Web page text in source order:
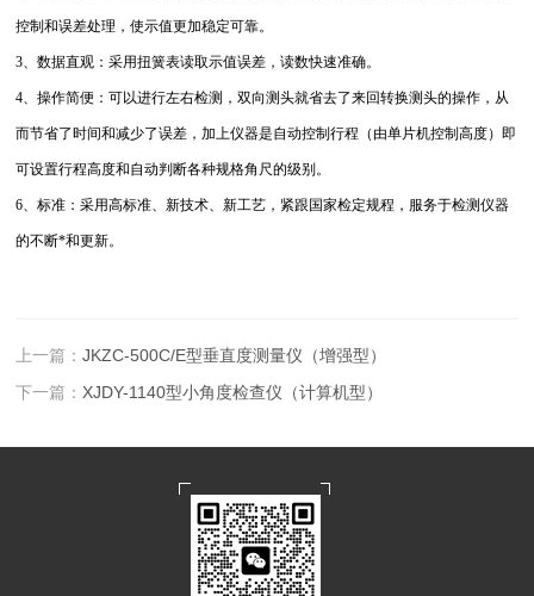
控制和误差处理，使示值更加稳定可靠。
3、数据直观：采用扭簧表读取示值误差，读数快速准确。
4、操作简便：可以进行左右检测，双向测头就省去了来回转换测头的操作，从
而节省了时间和减少了误差，加上仪器是自动控制行程（由单片机控制高度）即
可设置行程高度和自动判断各种规格角尺的级别。
6、标准：采用高标准、新技术、新工艺，紧跟国家检定规程，服务于检测仪器
的不断*和更新。
上一篇：JKZC-500C/E型垂直度测量仪（增强型）
下一篇： XJDY-1140型小角度检查仪（计算机型）